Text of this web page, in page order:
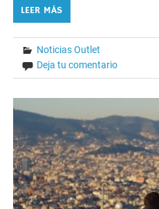
LEER MÁS
Noticias Outlet
Deja tu comentario